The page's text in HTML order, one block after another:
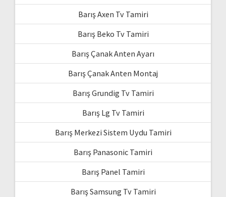
Barış Axen Tv Tamiri
Barış Beko Tv Tamiri
Barış Çanak Anten Ayarı
Barış Çanak Anten Montaj
Barış Grundig Tv Tamiri
Barış Lg Tv Tamiri
Barış Merkezi Sistem Uydu Tamiri
Barış Panasonic Tamiri
Barış Panel Tamiri
Barış Samsung Tv Tamiri